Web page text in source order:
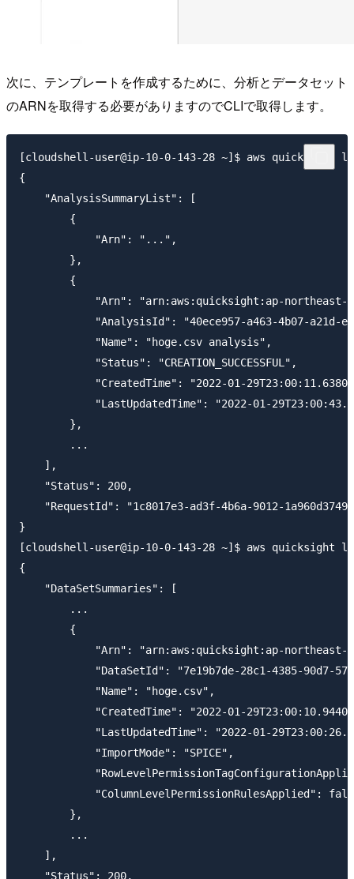
次に、テンプレートを作成するために、分析とデータセット
のARNを取得する必要がありますのでCLIで取得します。
[cloudshell-user@ip-10-0-143-28 ~]$ aws quicksight
{
    "AnalysisSummaryList": [
        {
            "Arn": "...",
        },
        {
"Arn": "arn:aws:quicksight:ap-
"AnalysisId": "40ece957-a463-4b07-a21d-
            "Name": "hoge.csv analysis",
            "Status": "CREATION_SUCCESSFUL",
"CreatedTime": "2022-01-
"LastUpdatedTime": "2022-01-
        },
        ...
    ],
    "Status": 200,
"RequestId": "1c8017e3-ad3f-4b6a-9012-
}
[cloudshell-user@ip-10-0-143-28 ~]$ aws quicksight
{
    "DataSetSummaries": [
        ...
        {
"Arn": "arn:aws:quicksight:ap-
"DataSetId": "7e19b7de-28c1-4385-90d7-
            "Name": "hoge.csv",
"CreatedTime": "2022-01-
"LastUpdatedTime": "2022-01-
            "ImportMode": "SPICE",
"ColumnLevelPermissionRulesApplied":
        },
        ...
    ],
    "Status": 200,